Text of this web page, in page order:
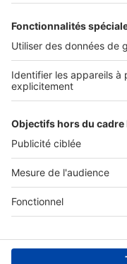
Actualités pro
Nous contacter
Connexion à My
Espace Presse